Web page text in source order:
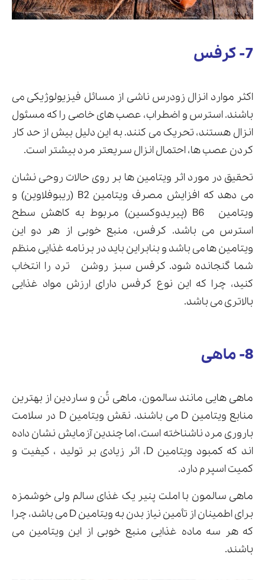
7- کرفس
اکثر موارد انزال زودرس ناشی از مسائل فیزیولوژیکی می
باشند. استرس و اضطراب، عصب های خاصی را که مسئول
انزال هستند، تحریک می کنند. به این دلیل بیش از حد کار
کردن عصب ها، احتمال انزال سریعتر مرد بیشتر است.
تحقیق در مورد اثر ویتامین ها بر روی حالات روحی نشان
می دهد که افزایش مصرف ویتامین B2 (ریبوفلاوین) و
ویتامین B6 (پیریدوکسین) مربوط به کاهش سطح
استرس می باشد. کرفس، منبع خوبی از هر دو این
ویتامین ها می باشد و بنابراین باید در برنامه غذایی منظم
شما گنجانده شود. کرفس سبز روشن ترد را انتخاب
کنید، چرا که این نوع کرفس دارای ارزش مواد غذایی
بالاتری می باشد.
8- ماهی
ماهی هایی مانند سالمون، ماهی تُن و ساردین از بهترین
منابع ویتامین D می باشند. نقش ویتامین D در سلامت
باروری مرد ناشناخته است، اما چندین آزمایش نشان داده
اند که کمبود ویتامین D، اثر زیادی بر تولید ، کیفیت و
کمیت اسپرم دارد.
ماهی سالمون با املت پنیر یک غذای سالم ولی خوشمزه
برای اطمینان از تأمین نیاز بدن به ویتامین D می باشد، چرا
که هر سه ماده غذایی منبع خوبی از این ویتامین می
باشند.